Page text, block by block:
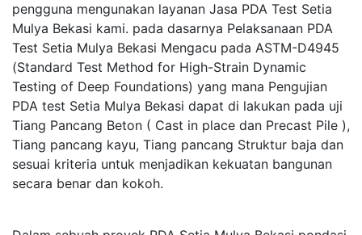
pengguna mengunakan layanan Jasa PDA Test Setia
Mulya Bekasi kami. pada dasarnya Pelaksanaan PDA
Test Setia Mulya Bekasi Mengacu pada ASTM-D4945
(Standard Test Method for High-Strain Dynamic
Testing of Deep Foundations) yang mana Pengujian
PDA test Setia Mulya Bekasi dapat di lakukan pada uji
Tiang Pancang Beton ( Cast in place dan Precast Pile ),
Tiang pancang kayu, Tiang pancang Struktur baja dan
sesuai kriteria untuk menjadikan kekuatan bangunan
secara benar dan kokoh.